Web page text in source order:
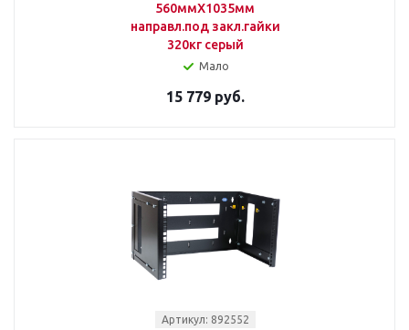
560ммX1035мм
направл.под закл.гайки
320кг серый
Мало
15 779 руб.
Артикул: 892552